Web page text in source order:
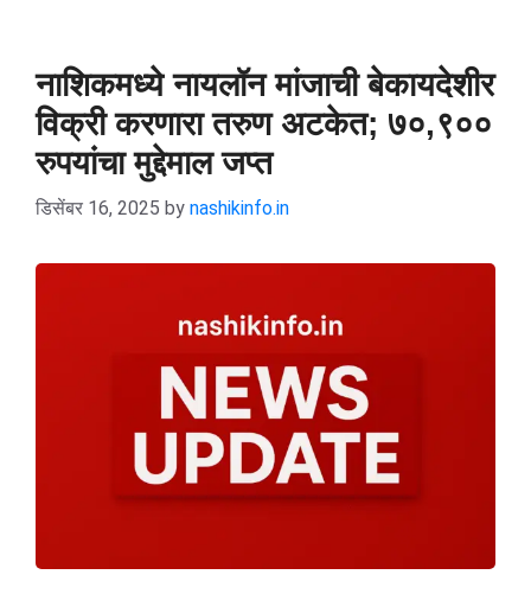
नाशिकमध्ये नायलॉन मांजाची बेकायदेशीर
विक्री करणारा तरुण अटकेत; ७०,९००
रुपयांचा मुद्देमाल जप्त
डिसेंबर 16, 2025 by nashikinfo.in